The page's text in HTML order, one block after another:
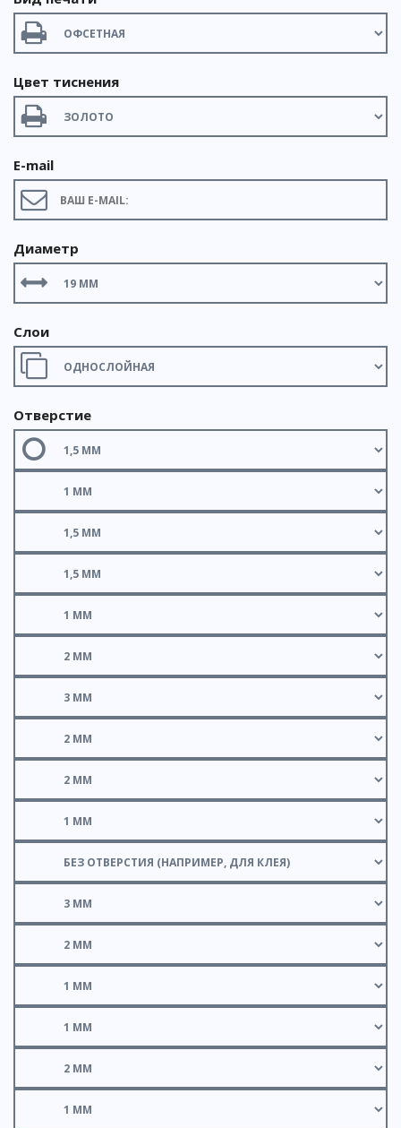
Цвет тиснения
E-mail
Диаметр
Слои
Отверстие